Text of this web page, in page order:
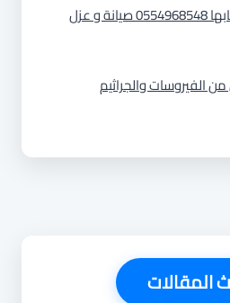
شركة تنظيف خزانات بابها 0554968548 صيانة و عزل
الفيروسات والجراثيم
المقالات